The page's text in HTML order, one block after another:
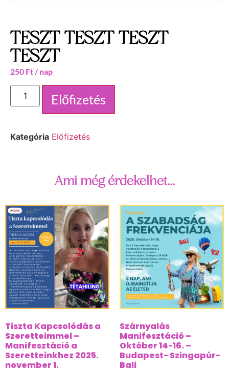
TESZT TESZT TESZT
TESZT
250 Ft / nap
Előfizetés
Kategória Előfizetés
Ami még érdekelhet...
Tiszta Kapcsolódás a
Szeretteimmel –
Manifesztáció a
Szeretteinkhez 2025.
november 1.
Szárnyalás
Manifesztáció –
Október 14-16. –
Budapest- Szingapúr-
Bali